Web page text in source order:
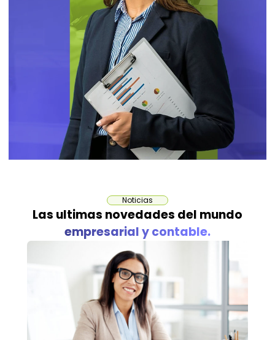
Noticias
Las ultimas novedades del mundo
empresarial y contable.